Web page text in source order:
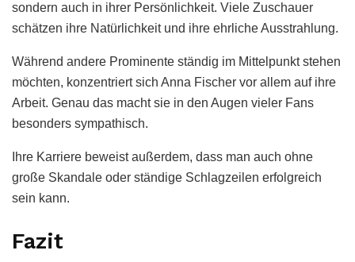
sondern auch in ihrer Persönlichkeit. Viele Zuschauer
schätzen ihre Natürlichkeit und ihre ehrliche Ausstrahlung.
Während andere Prominente ständig im Mittelpunkt stehen
möchten, konzentriert sich Anna Fischer vor allem auf ihre
Arbeit. Genau das macht sie in den Augen vieler Fans
besonders sympathisch.
Ihre Karriere beweist außerdem, dass man auch ohne
große Skandale oder ständige Schlagzeilen erfolgreich
sein kann.
Fazit